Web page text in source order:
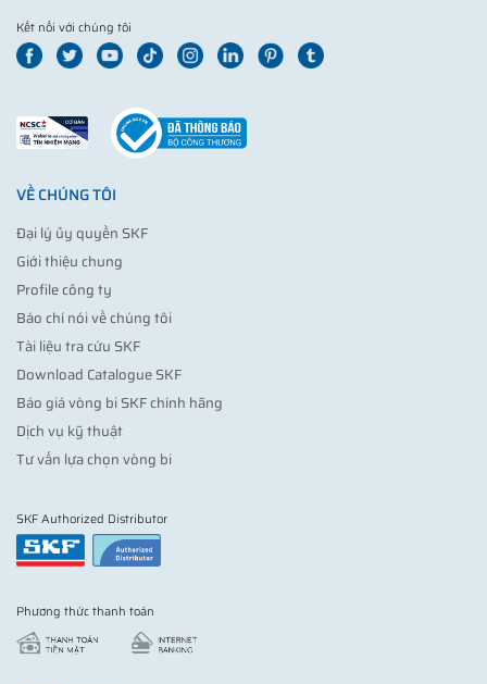
Kết nối với chúng tôi
VỀ CHÚNG TÔI
Đại lý ủy quyền SKF
Giới thiệu chung
Profile công ty
Báo chí nói về chúng tôi
Tài liệu tra cứu SKF
Download Catalogue SKF
Báo giá vòng bi SKF chính hãng
Dịch vụ kỹ thuật
Tư vấn lựa chọn vòng bi
SKF Authorized Distributor
Phương thức thanh toán